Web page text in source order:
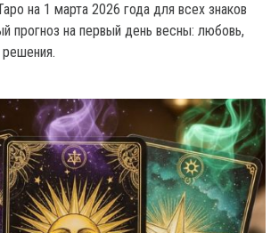
на 1 марта 2026 года для всех знаков
прогноз на первый день весны: любовь,